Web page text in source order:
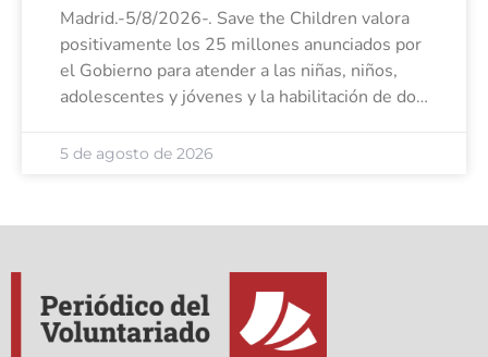
Madrid.-5/8/2026-. Save the Children valora
positivamente los 25 millones anunciados por
el Gobierno para atender a las niñas, niños,
adolescentes y jóvenes y la habilitación de dos
pide garantizar que
5 de agosto de 2026